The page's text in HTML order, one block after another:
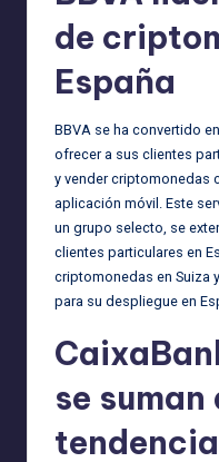
de
España
BBVA se ha convertido
ofrecer a sus clientes
y vender criptomonedas
aplicación móvil. Este
un grupo selecto, se
clientes particulares en
criptomonedas en Suiza
para su despliegue en
se suman
tendencia